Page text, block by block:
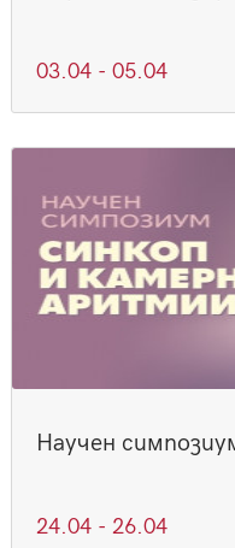
03.04 - 05.04
Научен
24.04 - 26.04